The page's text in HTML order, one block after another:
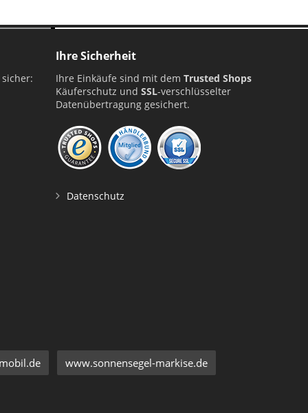
Ihre Sicherheit
Ihre Einkäufe sind mit dem Trusted Shops
Käuferschutz und SSL-verschlüsselter
Datenübertragung gesichert.
Datenschutz
www.sonnensegel-markise.de